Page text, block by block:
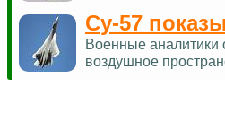
Су-57
Военные аналитики
воздушное